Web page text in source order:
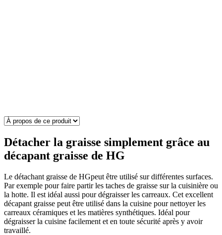
Détacher la graisse simplement grâce au
décapant graisse de HG
Le détachant graisse de HGpeut être utilisé sur différentes surfaces.
Par exemple pour faire partir les taches de graisse sur la cuisinière ou
la hotte. Il est idéal aussi pour dégraisser les carreaux. Cet excellent
décapant graisse peut être utilisé dans la cuisine pour nettoyer les
carreaux céramiques et les matières synthétiques. Idéal pour
dégraisser la cuisine facilement et en toute sécurité après y avoir
travaillé.